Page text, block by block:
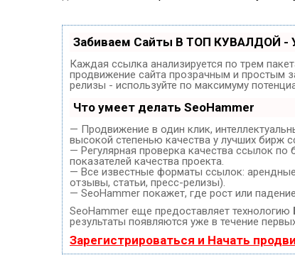
Забиваем Сайты В ТОП КУВАЛДОЙ -
Каждая ссылка анализируется по трем
продвижение сайта прозрачным и простым
релизы - используйте по максимуму
Что умеет делать SeoHammer
— Продвижение в один клик,
высокой степенью качества у лучших бирж
— Регулярная проверка качества ссылок
показателей качества проекта.
— Все известные форматы ссылок:
отзывы, статьи, пресс-релизы).
— SeoHammer покажет, где рост или
SeoHammer еще предоставляет технологию
результаты появляются уже в течение
Зарегистрироваться и Начать